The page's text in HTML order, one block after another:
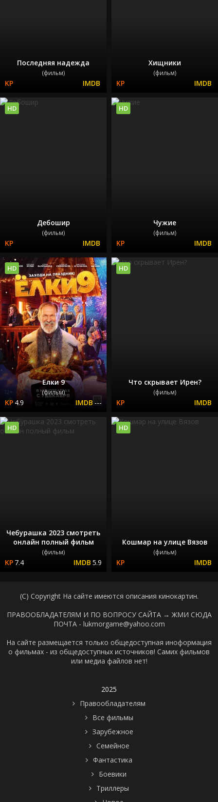
Последняя надежда
(фильм)
Хищники
(фильм)
Дебошир
(фильм)
HD
Чужие
(фильм)
HD
Елки 9
(фильм)
4.9 ---
HD
Что скрывает Ирен?
(фильм)
HD
Чебурашка 2023 смотреть
онлайн полный фильм
(фильм)
7.4 5.9
HD
Кошмар на улице Вязов
(фильм)
HD
(C) Copyright На сайте имеются описания кинокартин.
ПРАВООБЛАДАТЕЛЯМ И ПО ВОПРОСУ САЙТА → ЖМИ СЮДА
ПОЧТА - lukmorgame@yahoo.com
На сайте размещается только общедоступная иноформация
о фильмах - из общедоступных источников! Самих фильмов
или медиа файлов нет!
2025
Правообладателям
Все фильмы
Зарубежное
Семейное
Фантастика
Боевики
Триллеры